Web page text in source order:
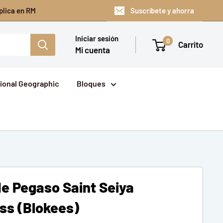
en RM Suscríbete y ahorra
Iniciar sesión
Mi cuenta
0 Carrito
Geographic Bloques
Pegaso Saint Seiya
(Blokees)